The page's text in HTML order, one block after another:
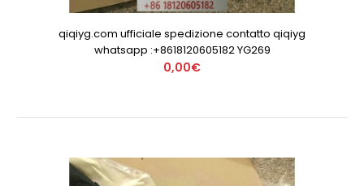
qiqiyg.com ufficiale spedizione contatto qiqiyg
whatsapp :+8618120605182 YG269
0,00€